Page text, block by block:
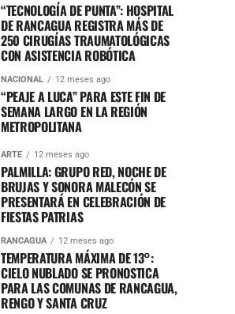
“TECNOLOGÍA DE PUNTA”: HOSPITAL
DE RANCAGUA REGISTRA MÁS DE
250 CIRUGÍAS TRAUMATOLÓGICAS
CON ASISTENCIA ROBÓTICA
NACIONAL 12 meses ago
“PEAJE A LUCA” PARA ESTE FIN DE
SEMANA LARGO EN LA REGIÓN
METROPOLITANA
ARTE 12 meses ago
PALMILLA: GRUPO RED, NOCHE DE
BRUJAS Y SONORA MALECÓN SE
PRESENTARÁ EN CELEBRACIÓN DE
FIESTAS PATRIAS
RANCAGUA 12 meses ago
TEMPERATURA MÁXIMA DE 13°:
CIELO NUBLADO SE PRONOSTICA
PARA LAS COMUNAS DE RANCAGUA,
RENGO Y SANTA CRUZ